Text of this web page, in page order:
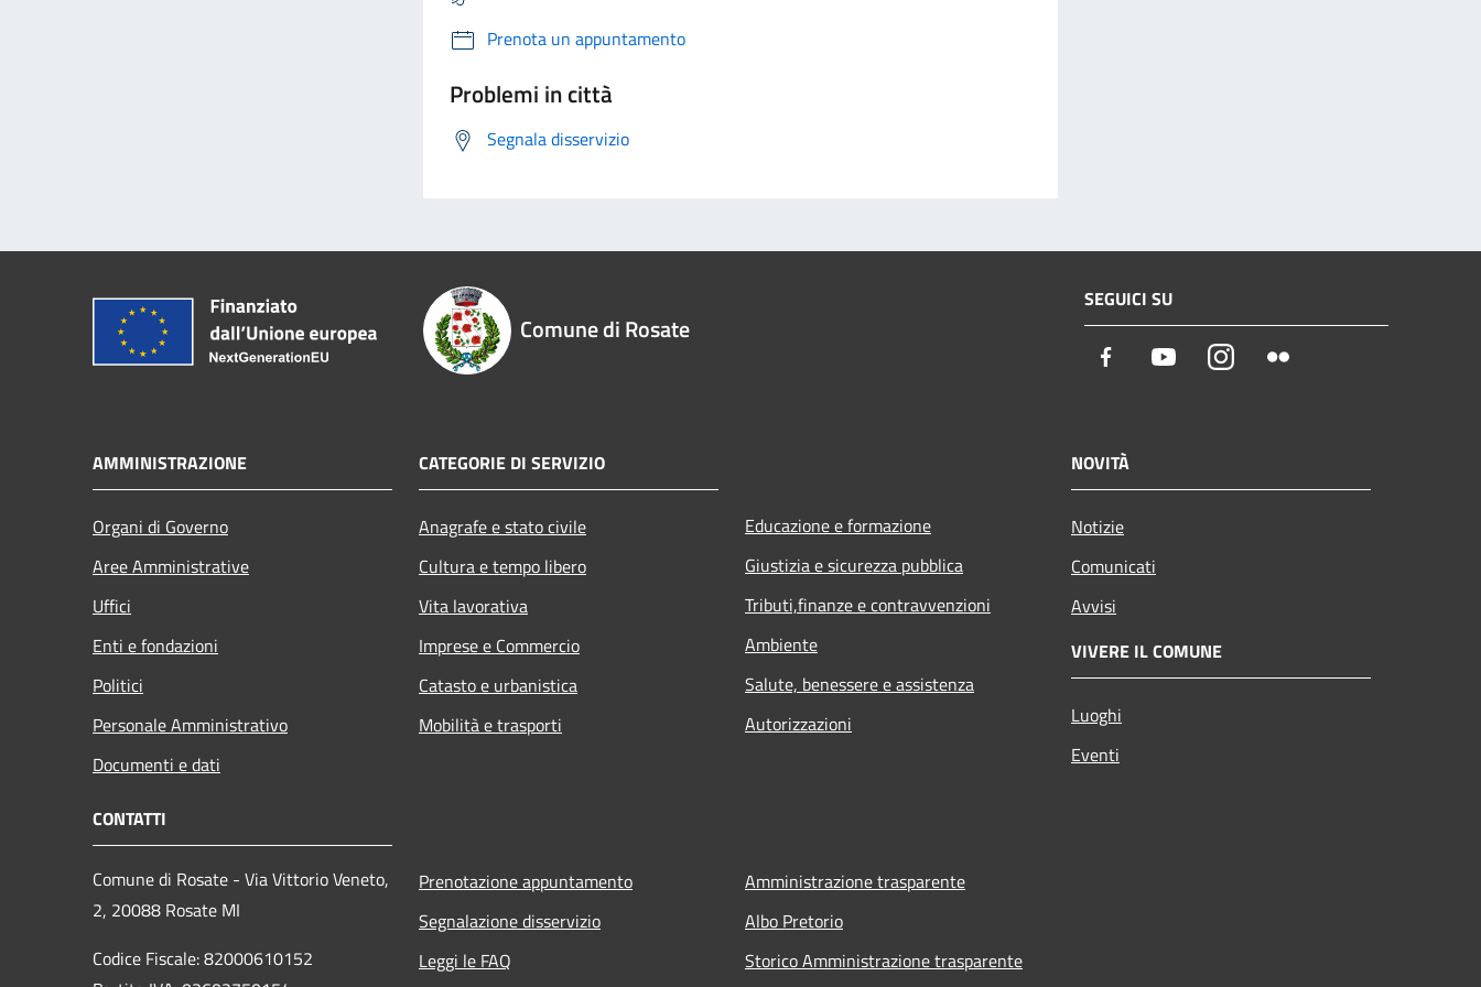
Prenota un appuntamento
Problemi in città
Segnala disservizio
Comune di Rosate
SEGUICI SU
Facebook YoutubeInstagram
AMMINISTRAZIONE
Organi di Governo
Aree Amministrative
Uffici
Enti e fondazioni
Politici
Personale Amministrativo
Documenti e dati
CATEGORIE DI SERVIZIO
Anagrafe e stato civile
Cultura e tempo libero
Vita lavorativa
Imprese e Commercio
Catasto e urbanistica
Mobilità e trasporti
Educazione e formazione
Giustizia e sicurezza pubblica
Tributi,finanze e contravvenzioni
Ambiente
Salute, benessere e assistenza
Autorizzazioni
NOVITÀ
Notizie
Comunicati
Avvisi
VIVERE IL COMUNE
Luoghi
Eventi
CONTATTI
Comune di Rosate - Via Vittorio Veneto,
2, 20088 Rosate MI
Codice Fiscale: 82000610152
Prenotazione appuntamento
Segnalazione disservizio
Leggi le FAQ
Amministrazione trasparente
Albo Pretorio
Storico Amministrazione trasparente